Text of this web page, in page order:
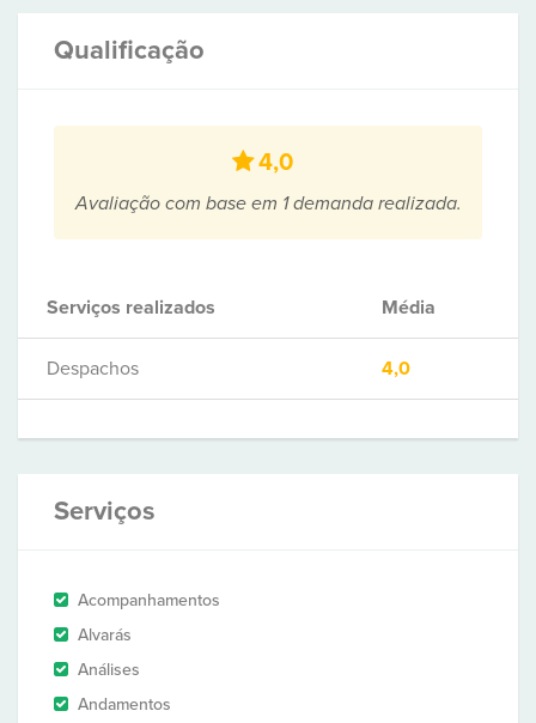
Qualificação
4,0
Avaliação com base em 1 demanda realizada.
Serviços realizados Média
Despachos 4,0
Serviços
Acompanhamentos
Alvarás
Análises
Andamentos